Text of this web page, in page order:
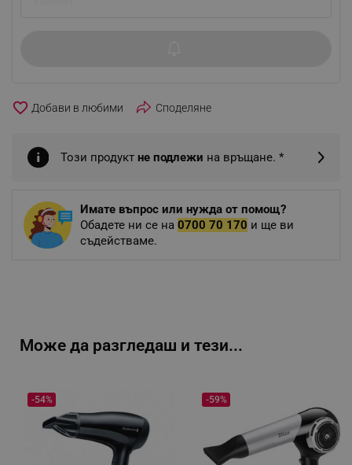
favorite_border Споделяне
Този продукт не подлежи на връщане. *
Имате въпрос или нужда от помощ?
Обадете ни се на 0700 70 170 и ще ви
съдействаме.
Може да разгледаш и тези...
-54% -59%